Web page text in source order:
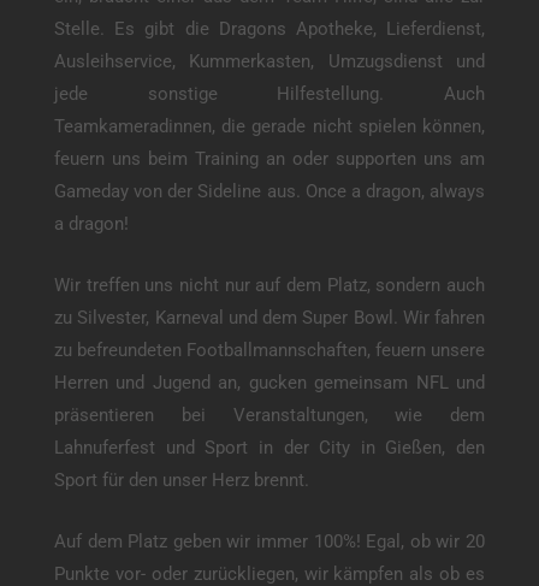
Stelle. Es gibt die Dragons Apotheke, Lieferdienst,
Ausleihservice, Kummerkasten, Umzugsdienst und
jede sonstige Hilfestellung. Auch
Teamkameradinnen, die gerade nicht spielen können,
feuern uns beim Training an oder supporten uns am
Gameday von der Sideline aus. Once a dragon, always
a dragon!
Wir treffen uns nicht nur auf dem Platz, sondern auch
zu Silvester, Karneval und dem Super Bowl. Wir fahren
zu befreundeten Footballmannschaften, feuern unsere
Herren und Jugend an, gucken gemeinsam NFL und
präsentieren bei Veranstaltungen, wie dem
Lahnuferfest und Sport in der City in Gießen, den
Sport für den unser Herz brennt.
Auf dem Platz geben wir immer 100%! Egal, ob wir 20
Punkte vor- oder zurückliegen, wir kämpfen als ob es